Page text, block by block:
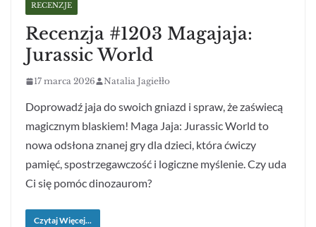
RECENZJE
Recenzja #1203 Magajaja:
Jurassic World
17 marca 2026 Natalia Jagiełło
Doprowadź jaja do swoich gniazd i spraw, że zaświecą
magicznym blaskiem! Maga Jaja: Jurassic World to
nowa odsłona znanej gry dla dzieci, która ćwiczy
pamięć, spostrzegawczość i logiczne myślenie. Czy uda
Ci się pomóc dinozaurom?
Czytaj Więcej...